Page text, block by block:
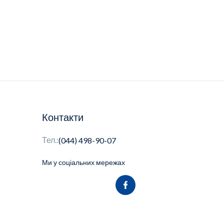
Контакти
Тел.:(044) 498-90-07
Ми у соціальних мережах